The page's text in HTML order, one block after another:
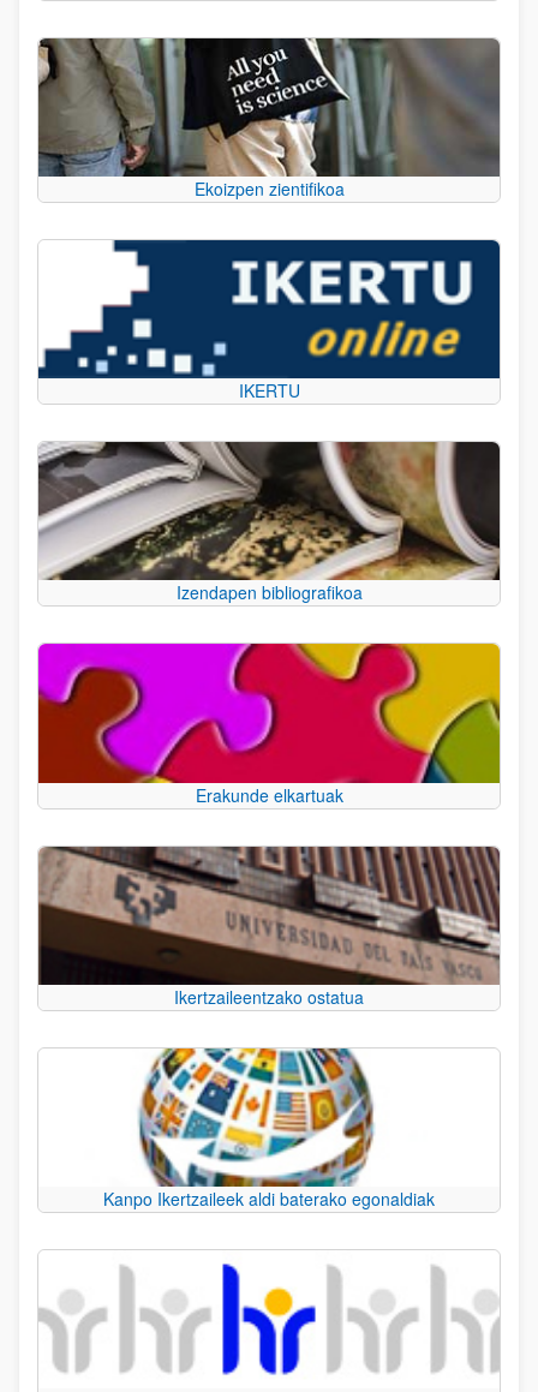
Ekoizpen zientifikoa
IKERTU
Izendapen bibliografikoa
Erakunde elkartuak
Ikertzaileentzako ostatua
Kanpo Ikertzaileek aldi baterako egonaldiak